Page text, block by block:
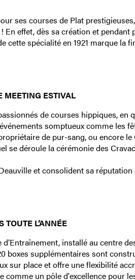
ses courses de Plat
effet, dès sa création et pendant
cette spécialité en 1921 marque la
MEETING ESTIVAL
de courses hippiques, en
somptueux comme les
de pur-sang, ou encore le
déroule la cérémonie des
et consolident sa
TOUTE L’ANNÉE
installé au centre
boxes supplémentaires sont
sur place et offre une flexibilité
un pôle d'excellence pour